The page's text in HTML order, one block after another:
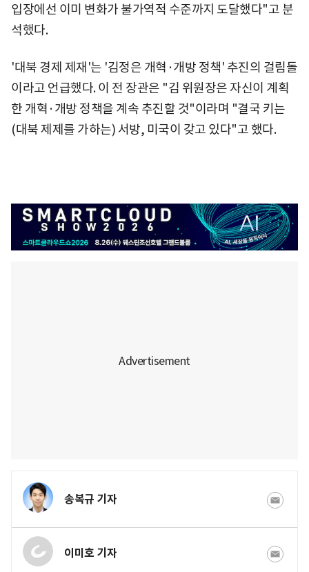
입장에선 이미 변화가 불가역적 수준까지 도달했다"고 분
석했다.
'대북 경제 제재'는 '김정은 개혁·개방 정책' 추진의 걸림돌
이라고 언급했다. 이 전 장관은 "김 위원장은 자신이 계획
한 개혁·개방 정책을 계속 추진할 것"이라며 "결국 키는
(대북 제제를 가하는) 서방, 미국이 갖고 있다"고 했다.
송복규 기자
이미호 기자